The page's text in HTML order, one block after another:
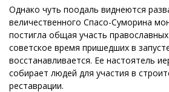
Однако чуть поодаль виднеются
величественного Спасо-Суморина
постигла общая участь
советское время пришедших в
восстанавливается. Ее настоятель
собирает людей для участия в
реставрации.